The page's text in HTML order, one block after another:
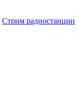
Стрим радиостанции